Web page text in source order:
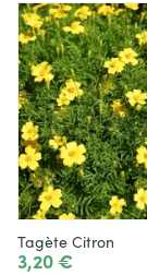
Tagète Citron
3,20 €